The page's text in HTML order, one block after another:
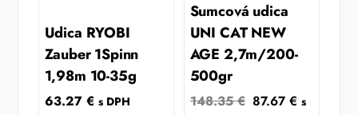
Udica RYOBI
Zauber 1Spinn
1,98m 10-35g
63.27 € s DPH
Sumcová udica
UNI CAT NEW
AGE 2,7m/200-
500gr
148.35€ Original
87.67€ Current
s